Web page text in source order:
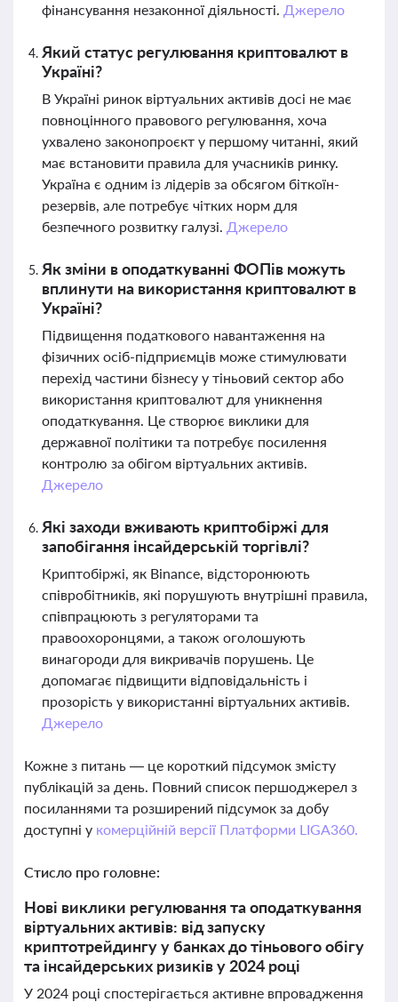
фінансування незаконної діяльності. Джерело
Який статус регулювання криптовалют в
Україні?
В Україні ринок віртуальних активів досі не має
повноцінного правового регулювання, хоча
ухвалено законопроєкт у першому читанні, який
має встановити правила для учасників ринку.
Україна є одним із лідерів за обсягом біткоїн-
резервів, але потребує чітких норм для
безпечного розвитку галузі. Джерело
Як зміни в оподаткуванні ФОПів можуть
вплинути на використання криптовалют в
Україні?
Підвищення податкового навантаження на
фізичних осіб-підприємців може стимулювати
перехід частини бізнесу у тіньовий сектор або
використання криптовалют для уникнення
оподаткування. Це створює виклики для
державної політики та потребує посилення
контролю за обігом віртуальних активів.
Джерело
Які заходи вживають криптобіржі для
запобігання інсайдерській торгівлі?
Криптобіржі, як Binance, відсторонюють
співробітників, які порушують внутрішні правила,
співпрацюють з регуляторами та
правоохоронцями, а також оголошують
винагороди для викривачів порушень. Це
допомагає підвищити відповідальність і
прозорість у використанні віртуальних активів.
Джерело
Кожне з питань — це короткий підсумок змісту
публікацій за день. Повний список першоджерел з
посиланнями та розширений підсумок за добу
доступні у комерційній версії Платформи LIGA360.
Стисло про головне:
Нові виклики регулювання та оподаткування
віртуальних активів: від запуску
криптотрейдингу у банках до тіньового обігу
та інсайдерських ризиків у 2024 році
У 2024 році спостерігається активне впровадження